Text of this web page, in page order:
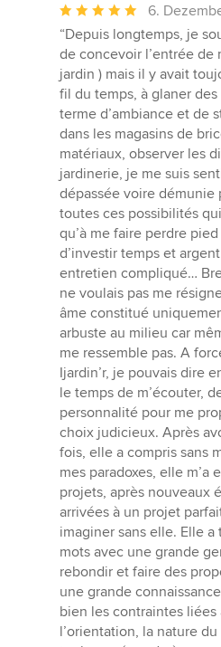
Durchschnittliche
Bewertung:
5
von
5
Sternen
6.
“Depuis longtemps, je
de concevoir l’entrée de
jardin ) mais il y avait
fil du temps, à glaner
terme d’ambiance et de
dans les magasins de
matériaux, observer les
jardinerie, je me suis
dépassée voire démunie
toutes ces possibilités
qu’à me faire perdre
d’investir temps et
entretien compliqué…
ne voulais pas me
âme constitué
arbuste au milieu car
me ressemble pas. A
Ijardin’r, je pouvais dire
le temps de m’écouter,
personnalité pour me
choix judicieux. Après
fois, elle a compris sans
mes paradoxes, elle m’a
projets, après nouveaux
arrivées à un projet
imaginer sans elle. Elle
mots avec une grande
rebondir et faire des
une grande
bien les contraintes liées
l’orientation, la nature